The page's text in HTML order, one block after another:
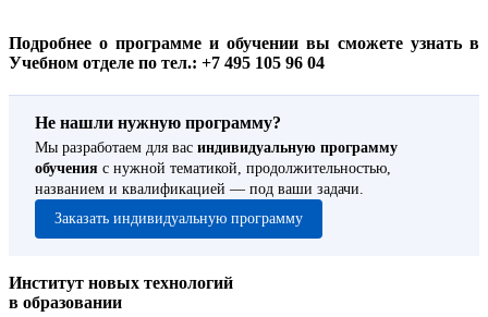
Подробнее о программе и обучении вы сможете узнать в
Учебном отделе по тел.: +7 495 105 96 04
Не нашли нужную программу?
Мы разработаем для вас индивидуальную программу
обучения с нужной тематикой, продолжительностью,
названием и квалификацией — под ваши задачи.
Заказать индивидуальную программу
Институт новых технологий
в образовании